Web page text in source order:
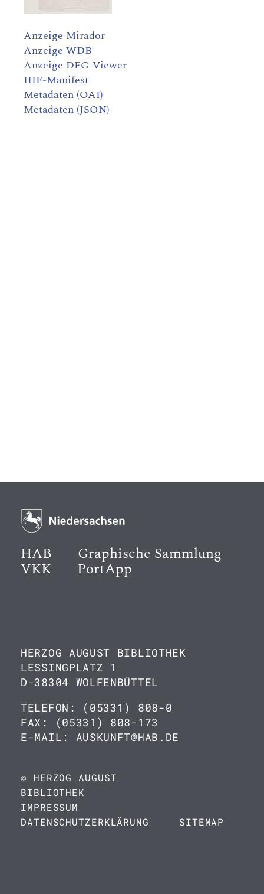
Anzeige Mirador
Anzeige WDB
Anzeige DFG-Viewer
IIIF-Manifest
Metadaten (OAI)
Metadaten (JSON)
HAB Graphische Sammlung
VKK PortApp
HERZOG AUGUST BIBLIOTHEK
LESSINGPLATZ 1
D-38304 WOLFENBÜTTEL
TELEFON: (05331) 808-0
FAX: (05331) 808-173
E-MAIL: AUSKUNFT@HAB.DE
© HERZOG AUGUST
BIBLIOTHEK
IMPRESSUM
DATENSCHUTZERKLÄRUNG
SITEMAP